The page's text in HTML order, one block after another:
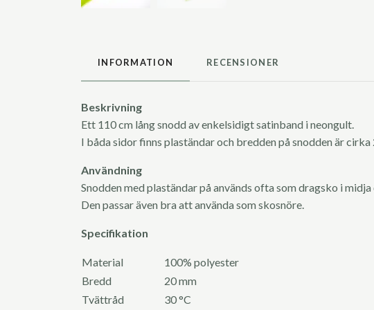
INFORMATION RECENSIONER
Beskrivning
Ett 110 cm lång snodd av enkelsidigt satinband i neongult.
I båda sidor finns plaständar och bredden på snodden är cirka
Användning
Snodden med plaständar på används ofta som dragsko i
Den passar även bra att använda som skosnöre.
Specifikation
Material
100% polyester
Bredd
20 mm
Tvättråd
30 °C